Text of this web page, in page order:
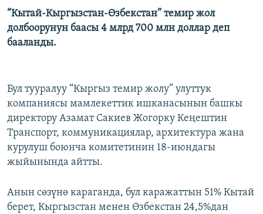
“Кытай-Кыргызстан-Өзбекстан” темир жол
долбоорунун баасы 4 млрд 700 млн доллар деп
бааланды.
Бул тууралуу “Кыргыз темир жолу” улуттук
компаниясы мамлекеттик ишканасынын башкы
директору Азамат Сакиев Жогорку Кеңештин
Транспорт, коммуникациялар, архитектура жана
курулуш боюнча комитетинин 18-июндагы
жыйынында айтты.
Анын сөзүнө караганда, бул каражаттын 51% Кытай
берет, Кыргызстан менен Өзбекстан 24,5%дан